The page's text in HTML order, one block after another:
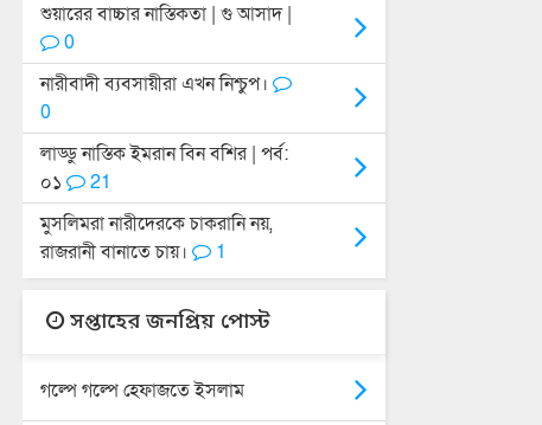
শুয়ারের বাচ্চার নাস্তিকতা | গু আসাদ |
0
নারীবাদী ব্যবসায়ীরা এখন নিশ্চুপ।
0
লাড্ডু নাস্তিক ইমরান বিন বশির | পর্ব:
০১
21
মুসলিমরা নারীদেরকে চাকরানি নয়,
রাজরানী বানাতে চায়।
1
সপ্তাহের জনপ্রিয় পোস্ট
গল্পে গল্পে হেফাজতে ইসলাম